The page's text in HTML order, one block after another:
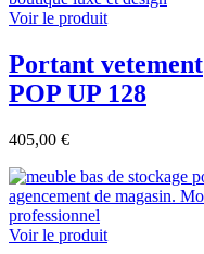
Voir le produit
Portant vetement
POP UP 128
405,00 €
Voir le produit